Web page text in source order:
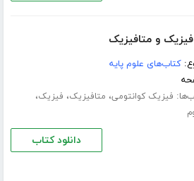
فیزیک و متافیزیک
کتاب‌های علوم پایه
فیزیک کوانتومى، متافیزیک، فیزیک،
دانلود کتاب